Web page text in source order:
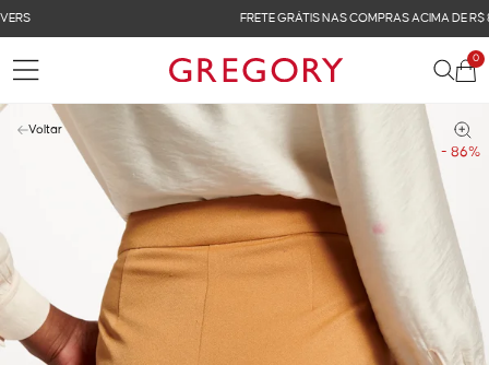
FRETE GRÁTIS NAS COMPRAS ACIMA DE R$ 899
0
- 86%
Voltar